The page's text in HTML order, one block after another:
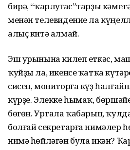
бирә, “ҡарлуғас”тарҙы
менән телевидение ла
алыҫ китә алмай.
Эш урынына килеп еткәс,
ҡуйҙы ла, икенсе ҡатҡа
сисеп, мониторға күҙ
күрҙе. Элекке һымаҡ,
бөгөн. Уртала ҡабарып,
болғай секретарға нимәлер
нимә һөйләгән була икән?